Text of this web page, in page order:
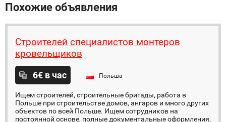
Похожие объявления
Строителей специалистов монтеров
кровельщиков
6€ в час Польша
Ищем строителей, строительные бригады, работа в
Польше при строительстве домов, ангаров и много других
объектов по всей Польше. Ищем сотрудников на
постоянной основе, полные документальные оформления,